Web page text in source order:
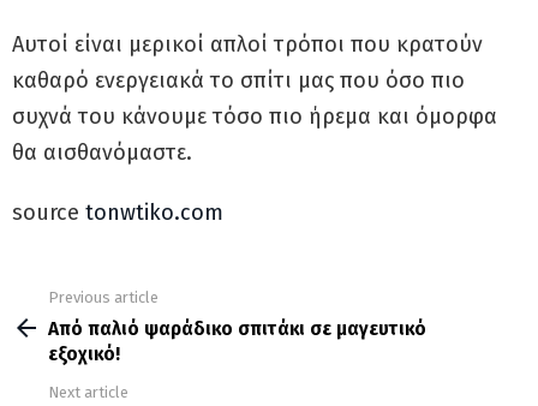
Αυτοί είναι μερικοί απλοί τρόποι που κρατούν
καθαρό ενεργειακά το σπίτι μας που όσο πιο
συχνά του κάνουμε τόσο πιο ήρεμα και όμορφα
θα αισθανόμαστε.
source tonwtiko.com
more
Previous article
Από παλιό ψαράδικο σπιτάκι σε μαγευτικό
εξοχικό!
Next article